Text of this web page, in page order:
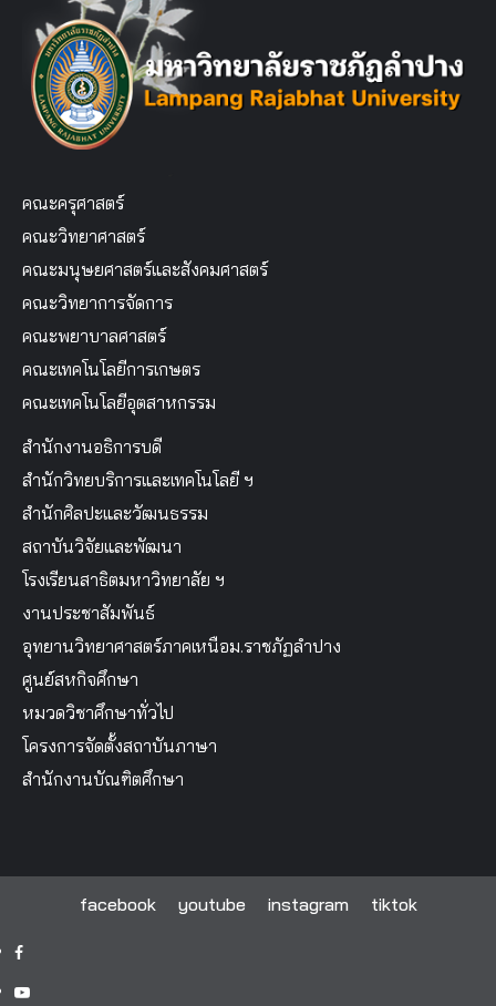
คณะครุศาสตร์
คณะวิทยาศาสตร์
คณะมนุษยศาสตร์และสังคมศาสตร์
คณะวิทยาการจัดการ
คณะพยาบาลศาสตร์
คณะเทคโนโลยีการเกษตร
คณะเทคโนโลยีอุตสาหกรรม
สำนักงานอธิการบดี
สำนักวิทยบริการและเทคโนโลยี ฯ
สำนักศิลปะและวัฒนธรรม
สถาบันวิจัยและพัฒนา
โรงเรียนสาธิตมหาวิทยาลัย ฯ
งานประชาสัมพันธ์
อุทยานวิทยาศาสตร์ภาคเหนือม.ราชภัฏลำปาง
ศูนย์สหกิจศึกษา
หมวดวิชาศึกษาทั่วไป
โครงการจัดตั้งสถาบันภาษา
สำนักงานบัณฑิตศึกษา
facebook youtube instagram tiktok
facebook
youtube